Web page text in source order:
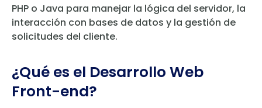
PHP o Java para manejar la lógica del servidor, la
interacción con bases de datos y la gestión de
solicitudes del cliente.
¿Qué es el Desarrollo Web
Front-end?